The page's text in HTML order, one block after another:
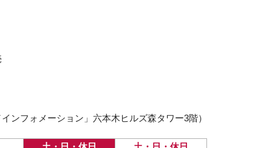
ンフォメーション」六本木ヒルズ森タワー3階）